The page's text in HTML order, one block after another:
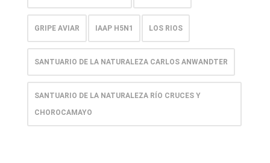
GRIPE AVIAR IAAP H5N1 LOS RIOS
SANTUARIO DE LA NATURALEZA CARLOS ANWANDTER
SANTUARIO DE LA NATURALEZA RÍO CRUCES Y
CHOROCAMAYO